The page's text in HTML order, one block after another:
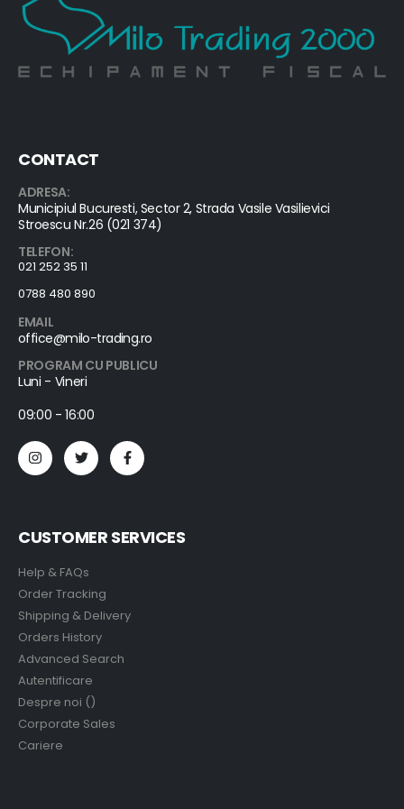
CONTACT
ADRESA:
Municipiul Bucuresti, Sector 2, Strada Vasile Vasilievici
Stroescu Nr.26 (021 374)
TELEFON:
021 252 35 11
0788 480 890
EMAIL
office@milo-trading.ro
PROGRAM CU PUBLICU
Luni - Vineri
09:00 - 16:00
CUSTOMER SERVICES
Help & FAQs
Order Tracking
Shipping & Delivery
Orders History
Advanced Search
Autentificare
Despre noi ()
Corporate Sales
Cariere